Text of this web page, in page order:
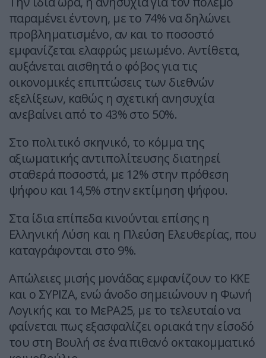
παραμένει έντονη, με το 74% να δηλώνει
προβληματισμένο, αν και το ποσοστό
εμφανίζεται ελαφρώς μειωμένο. Αντίθετα,
αυξάνεται αισθητά ο φόβος για τις
οικονομικές επιπτώσεις των διεθνών
εξελίξεων, καθώς η σχετική ανησυχία
ανεβαίνει από το 43% στο 50%.
Στο πολιτικό σκηνικό, το κόμμα της
αξιωματικής αντιπολίτευσης διατηρεί
σταθερά ποσοστά, με 12% στην πρόθεση
ψήφου και 14,5% στην εκτίμηση ψήφου.
Στα ίδια επίπεδα κινούνται επίσης η
Ελληνική Λύση και η Πλεύση Ελευθερίας, που
καταγράφονται στο 9%.
Απώλειες μισής μονάδας εμφανίζουν το ΚΚΕ
και ο ΣΥΡΙΖΑ, ενώ άνοδο σημειώνουν η Φωνή
Λογικής και το ΜεΡΑ25, με το τελευταίο να
φαίνεται πως εξασφαλίζει οριακά την είσοδό
του στη Βουλή σε ένα πιθανό οκτακομματικό